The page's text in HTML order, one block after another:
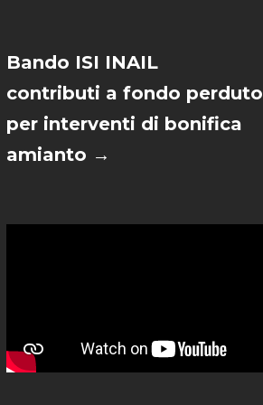
Bando ISI INAIL
contributi a fondo perduto
per interventi di bonifica
amianto →